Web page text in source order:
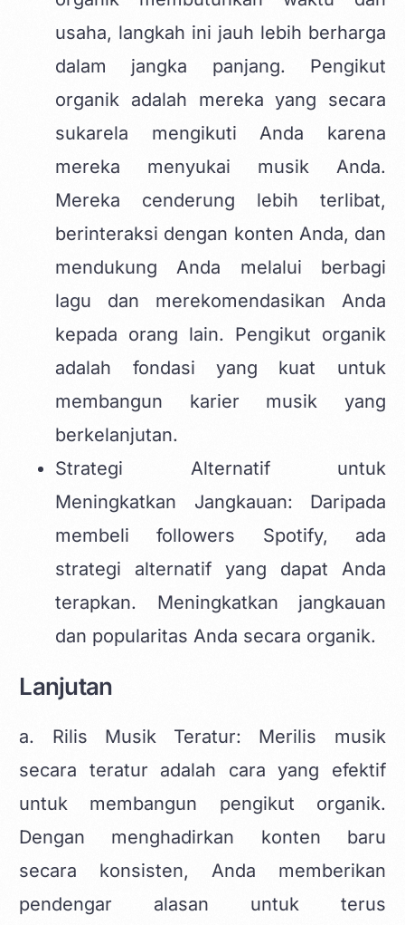
usaha, langkah ini jauh lebih berharga
dalam jangka panjang. Pengikut
organik adalah mereka yang secara
sukarela mengikuti Anda karena
mereka menyukai musik Anda.
Mereka cenderung lebih terlibat,
berinteraksi dengan konten Anda, dan
mendukung Anda melalui berbagi
lagu dan merekomendasikan Anda
kepada orang lain. Pengikut organik
adalah fondasi yang kuat untuk
membangun karier musik yang
berkelanjutan.
Strategi Alternatif untuk
Meningkatkan Jangkauan: Daripada
membeli followers Spotify, ada
strategi alternatif yang dapat Anda
terapkan. Meningkatkan jangkauan
dan popularitas Anda secara organik.
Lanjutan
a. Rilis Musik Teratur: Merilis musik
secara teratur adalah cara yang efektif
untuk membangun pengikut organik.
Dengan menghadirkan konten baru
secara konsisten, Anda memberikan
pendengar alasan untuk terus